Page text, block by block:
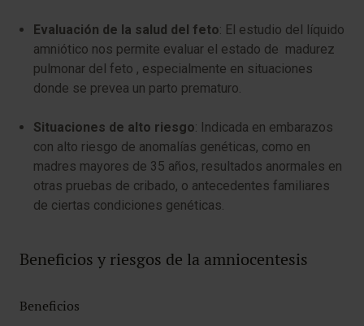
Evaluación de la salud del feto: El estudio del líquido
amniótico nos permite evaluar el estado de madurez
pulmonar del feto , especialmente en situaciones
donde se prevea un parto prematuro.
Situaciones de alto riesgo: Indicada en embarazos
con alto riesgo de anomalías genéticas, como en
madres mayores de 35 años, resultados anormales en
otras pruebas de cribado, o antecedentes familiares
de ciertas condiciones genéticas.
Beneficios y riesgos de la amniocentesis
Beneficios